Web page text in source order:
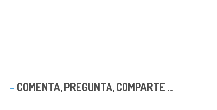
COMENTA, PREGUNTA, COMPARTE ...